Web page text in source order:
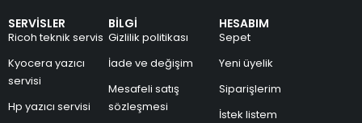
SERVİSLER
Ricoh teknik servis
Kyocera yazıcı
servisi
Hp yazıcı servisi
BİLGİ
Gizlilik politikası
İade ve değişim
Mesafeli satış
sözleşmesi
HESABIM
Sepet
Yeni üyelik
Siparişlerim
İstek listem